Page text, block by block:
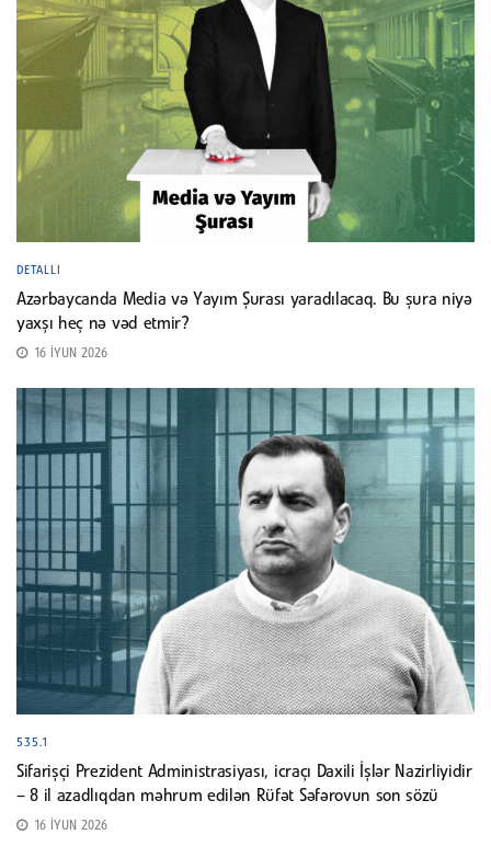
DETALLI
Azərbaycanda Media və Yayım Şurası yaradılacaq. Bu şura niyə
yaxşı heç nə vəd etmir?
16 İYUN 2026
535.1
Sifarişçi Prezident Administrasiyası, icraçı Daxili İşlər Nazirliyidir
– 8 il azadlıqdan məhrum edilən Rüfət Səfərovun son sözü
16 İYUN 2026